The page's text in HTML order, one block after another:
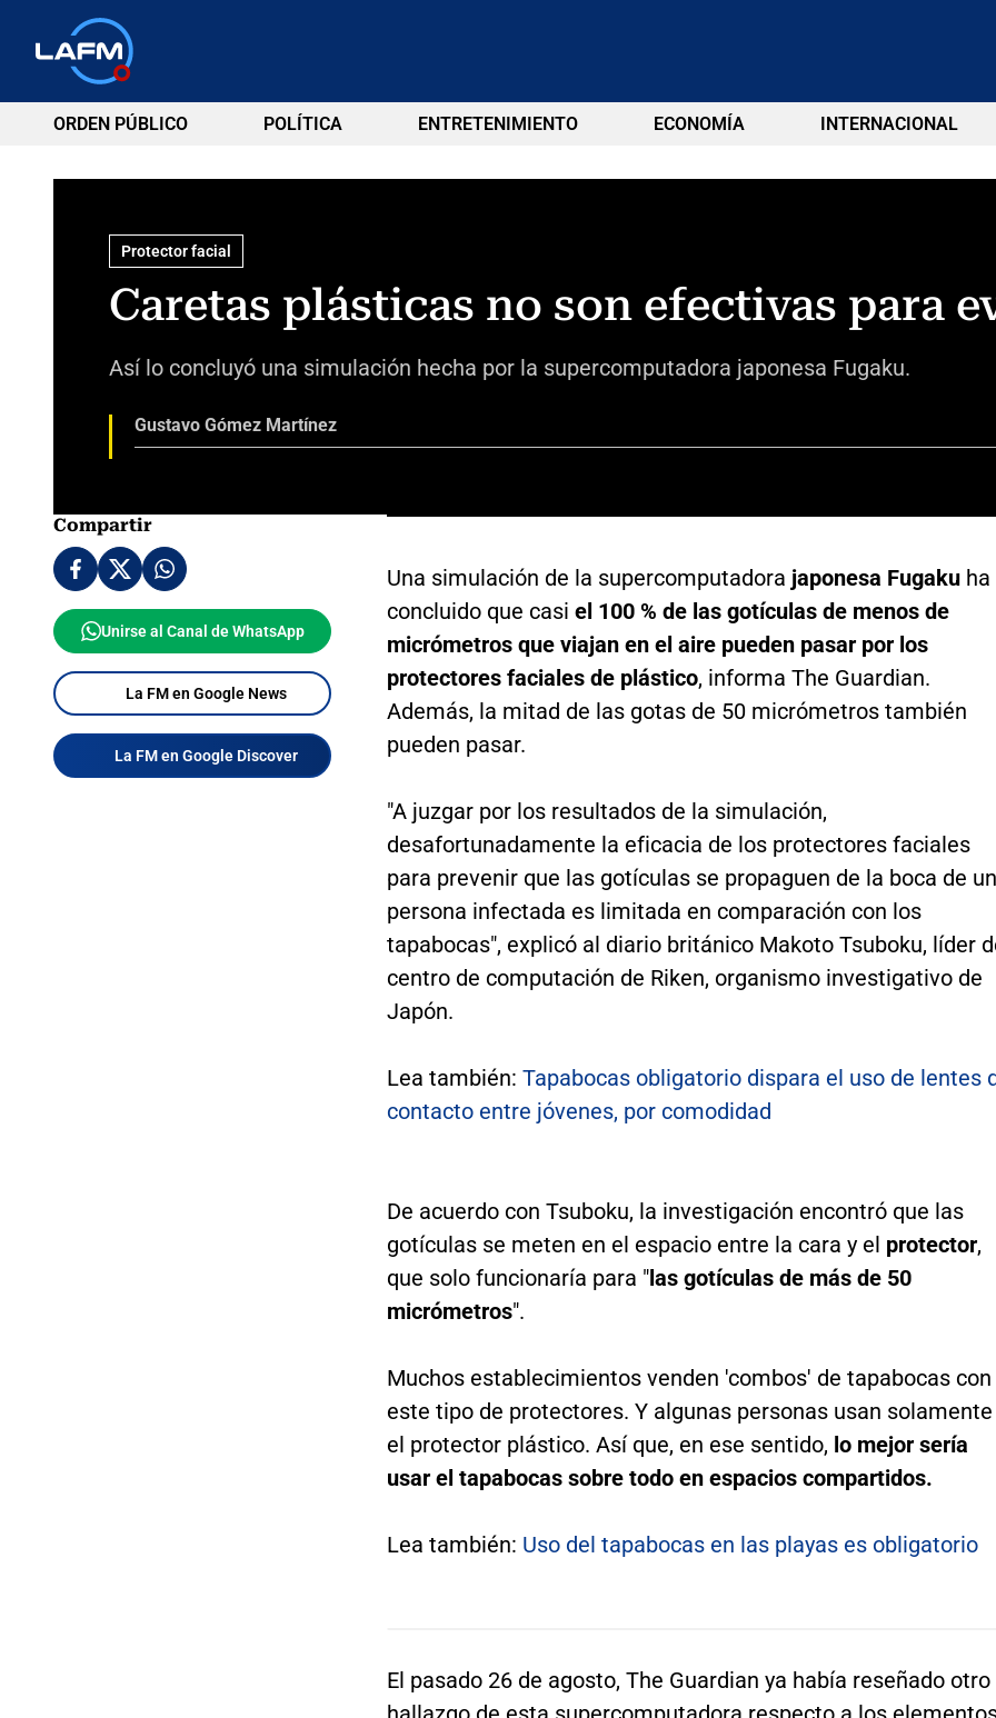
ORDEN PÚBLICO POLÍTICA ENTRETENIMIENTO ECONOMÍA INTERNACIONAL
Protector facial
Caretas plásticas no son efectivas para
Así lo concluyó una simulación hecha por la supercomputadora japonesa Fugaku.
Gustavo Gómez Martínez
Compartir
Unirse al Canal de WhatsApp
La FM en Google News
La FM en Google Discover
Una simulación de la supercomputadora japonesa Fugakuha
concluido que casi el 100 % de las gotículas de menos de
micrómetros que viajan en el aire pueden pasar por los
protectores faciales de plástico, informa The Guardian.
Además, la mitad de las gotas de 50 micrómetros también
pueden pasar.
"A juzgar por los resultados de la simulación,
desafortunadamente la eficacia de los protectores faciales
para prevenir que las gotículas se propaguen de la boca de
persona infectada es limitada en comparación con los
tapabocas", explicó al diario británico Makoto Tsuboku, líder
centro de computación de Riken, organismo investigativo de
Japón.
Lea también: Tapabocas obligatorio dispara el uso de lentes
contacto entre jóvenes, por comodidad
De acuerdo con Tsuboku, la investigación encontró que las
gotículas se meten en el espacio entre la cara y el protector,
que solo funcionaría para "las gotículas de más de 50
micrómetros".
Muchos establecimientos venden 'combos' de tapabocas con
este tipo de protectores. Y algunas personas usan solamente
el protector plástico. Así que, en ese sentido, lo mejor sería
usar el tapabocas sobre todo en espacios compartidos.
Lea también: Uso del tapabocas en las playas es obligatorio
El pasado 26 de agosto, The Guardian ya había reseñado otro